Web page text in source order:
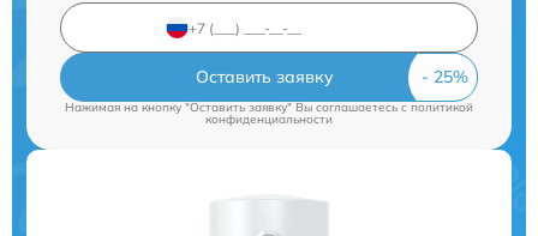
Оставить заявку
Нажимая на кнопку "Оставить заявку" Вы соглашаетесь cполитикой
конфиденциальности